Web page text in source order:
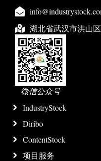
湖北省武汉市洪山
微信公众号
IndustryStock
Diribo
ContentStock
项目服务